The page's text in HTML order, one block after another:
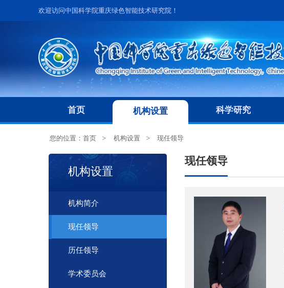
欢迎访问中国科学院重庆绿色智能技术研究院！
首页 机构设置 科学研究
您的位置：首页 机构设置 现任领导
机构设置
机构简介
现任领导
历任领导
学术委员会
现任领导